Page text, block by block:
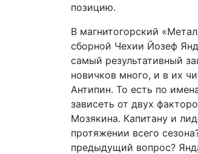
позицию.
В магнитогорский
сборной Чехии Йозеф
самый результативный
новичков много, и в их
Антипин. То есть по
зависеть от двух
Мозякина. Капитану и
протяжении всего
предыдущий вопрос?